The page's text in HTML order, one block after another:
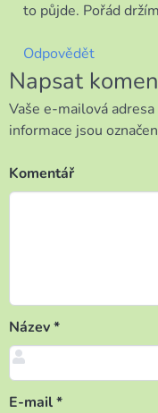
to půjde. Pořád
Odpovědět
Napsat
Vaše e-mailová
informace jsou
Komentář
Název*
E-mail*